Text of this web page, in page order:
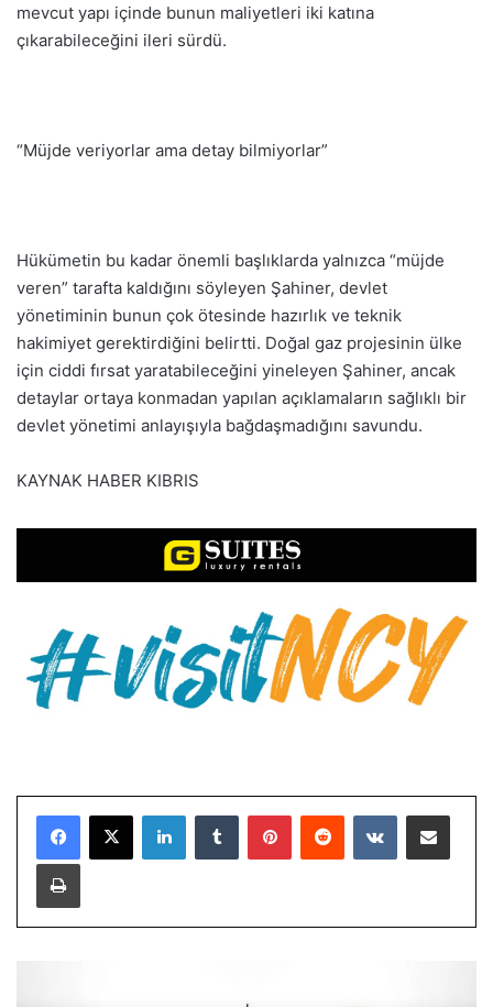
mevcut yapı içinde bunun maliyetleri iki katına
çıkarabileceğini ileri sürdü.
“Müjde veriyorlar ama detay bilmiyorlar”
Hükümetin bu kadar önemli başlıklarda yalnızca “müjde
veren” tarafta kaldığını söyleyen Şahiner, devlet
yönetiminin bunun çok ötesinde hazırlık ve teknik
hakimiyet gerektirdiğini belirtti. Doğal gaz projesinin ülke
için ciddi fırsat yaratabileceğini yineleyen Şahiner, ancak
detaylar ortaya konmadan yapılan açıklamaların sağlıklı bir
devlet yönetimi anlayışıyla bağdaşmadığını savundu.
KAYNAK HABER KIBRIS
LinkedInTumblr PinterestReddit VKontakteE-Posta ile paylaş
Yazdır